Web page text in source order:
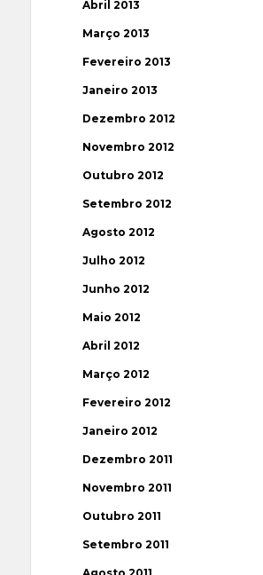
Abril 2013
Março 2013
Fevereiro 2013
Janeiro 2013
Dezembro 2012
Novembro 2012
Outubro 2012
Setembro 2012
Agosto 2012
Julho 2012
Junho 2012
Maio 2012
Abril 2012
Março 2012
Fevereiro 2012
Janeiro 2012
Dezembro 2011
Novembro 2011
Outubro 2011
Setembro 2011